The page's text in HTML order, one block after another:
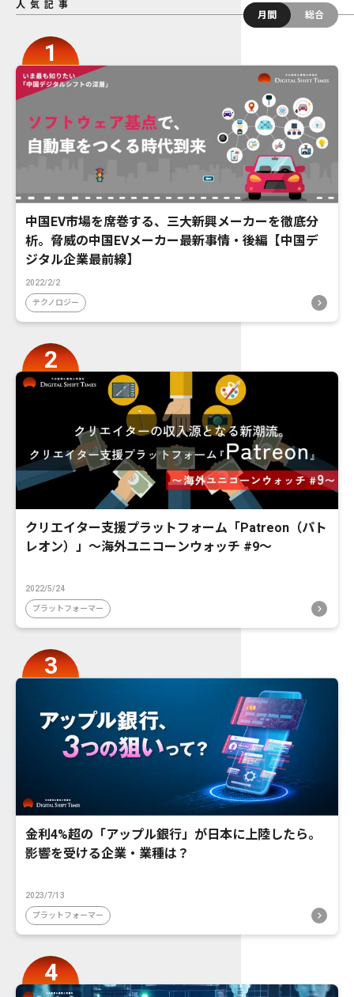
人気記事
月間
総合
中国EV市場を席巻する、三大新興メーカーを徹底分
析。脅威の中国EVメーカー最新事情・後編【中国デ
ジタル企業最前線】
2022/2/2
テクノロジー
クリエイター支援プラットフォーム「Patreon（パト
レオン）」〜海外ユニコーンウォッチ #9〜
2022/5/24
プラットフォーマー
金利4%超の「アップル銀行」が日本に上陸したら。
影響を受ける企業・業種は？
2023/7/13
プラットフォーマー